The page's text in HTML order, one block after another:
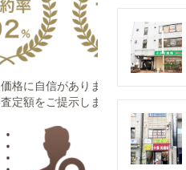
格に自信があります！
定額をご提示します！